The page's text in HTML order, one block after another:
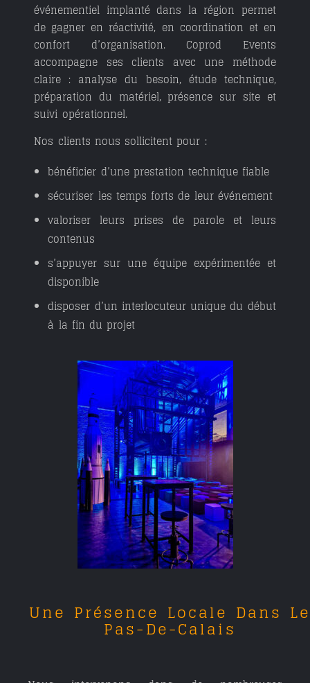
événementiel implanté dans la région permet
de gagner en réactivité, en coordination et en
confort d’organisation. Coprod Events
accompagne ses clients avec une méthode
claire : analyse du besoin, étude technique,
préparation du matériel, présence sur site et
suivi opérationnel.
Nos clients nous sollicitent pour :
bénéficier d’une prestation technique fiable
sécuriser les temps forts de leur événement
valoriser leurs prises de parole et leurs
contenus
s’appuyer sur une équipe expérimentée et
disponible
disposer d’un interlocuteur unique du début
à la fin du projet
Une Présence Locale Dans Le
Pas-De-Calais